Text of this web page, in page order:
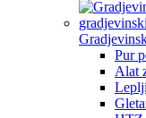
Pur
Alat